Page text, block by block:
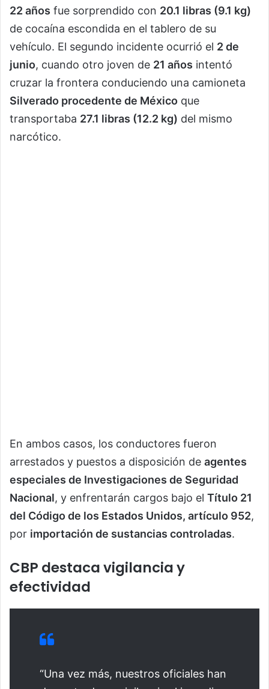
22 años fue sorprendido con 20.1 libras (9.1 kg)
de cocaína escondida en el tablero de su
vehículo. El segundo incidente ocurrió el 2 de
junio, cuando otro joven de 21 años intentó
cruzar la frontera conduciendo una camioneta
Silverado procedente de México que
transportaba 27.1 libras (12.2 kg) del mismo
narcótico.
En ambos casos, los conductores fueron
arrestados y puestos a disposición de agentes
especiales de Investigaciones de Seguridad
Nacional, y enfrentarán cargos bajo el Título 21
del Código de los Estados Unidos, artículo 952,
por importación de sustancias controladas.
CBP destaca vigilancia y
efectividad
“Una vez más, nuestros oficiales han